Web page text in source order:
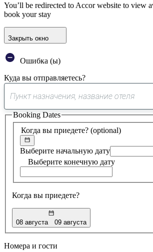
You’ll be redirected to Accor website to view
book your stay
Закрыть окно
Ошибка (ы)
Куда вы отправляетесь?
0
найдено
Когда вы приедете? (optional)
Выберите начальную дату
Выберите конечную дату
Когда вы приедете?
08 августа 09 августа
Booking Dates
Номера и гости